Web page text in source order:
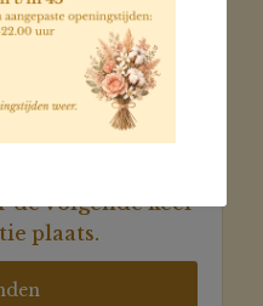
de volgende keer
plaats.